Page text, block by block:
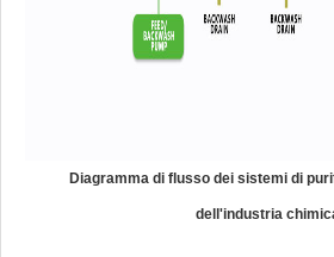
Diagramma di flusso dei sistemi di
dell'industria